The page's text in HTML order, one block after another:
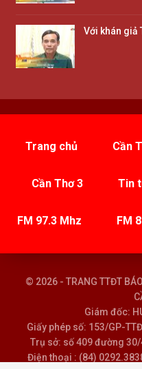
Với khán giả
Trang chủ Cần
Cần Thơ 3 Tin
FM 97.3 Mhz FM
© 2026 - TRANG TTĐT
Giám đốc:
Giấy phép số: 153/GP-
Trụ sở: số 409 đường 30/
Điện thoại : (84)